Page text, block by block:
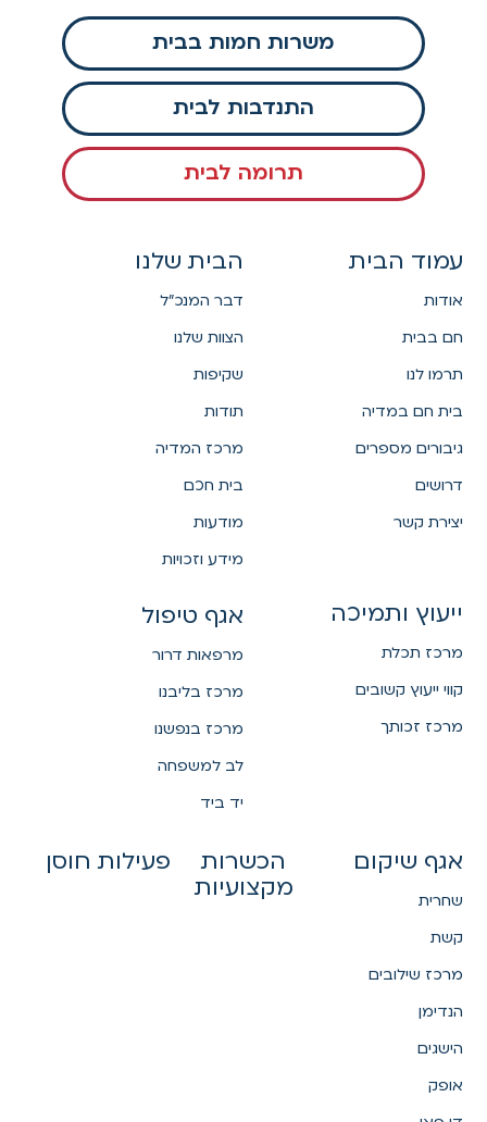
משרות חמות בבית
התנדבות לבית
תרומה לבית
עמוד הבית
אודות
חם בבית
תרמו לנו
בית חם במדיה
גיבורים מספרים
דרושים
יצירת קשר
ייעוץ ותמיכה
מרכז תכלת
קווי ייעוץ קשובים
מרכז זכותך
הבית שלנו
דבר המנכ"ל
הצוות שלנו
שקיפות
תודות
מרכז המדיה
בית חכם
מודעות
מידע וזכויות
אגף טיפול
מרפאות דרור
מרכז בליבנו
מרכז בנפשנו
לב למשפחה
יד ביד
אגף שיקום
שחרית
קשת
מרכז שילובים
הנדימן
הישגים
אופק
הכשרות
מקצועיות
פעילות חוסן